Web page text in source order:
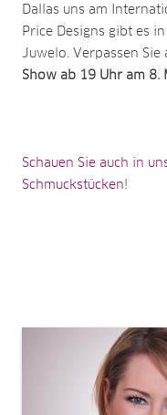
Dallas uns am
Price Designs gibt es
Juwelo. Verpassen
Show ab 19 Uhr am 8.
Schauen Sie auch in
Schmuckstücken!